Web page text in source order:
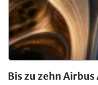
Bis zu zehn